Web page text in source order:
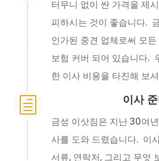
터무니 없이 싼 가격을 제
피하시는 것이 좋습니다.
인가된 중견 업체로써 모
보험 커버 되어 있습니다.
한 이사 비용을 타진해 보
h 이사
금성 이삿짐은 지난 30여
사를 도와 드렸습니다. 이
서류, 연락처, 그리고 무엇